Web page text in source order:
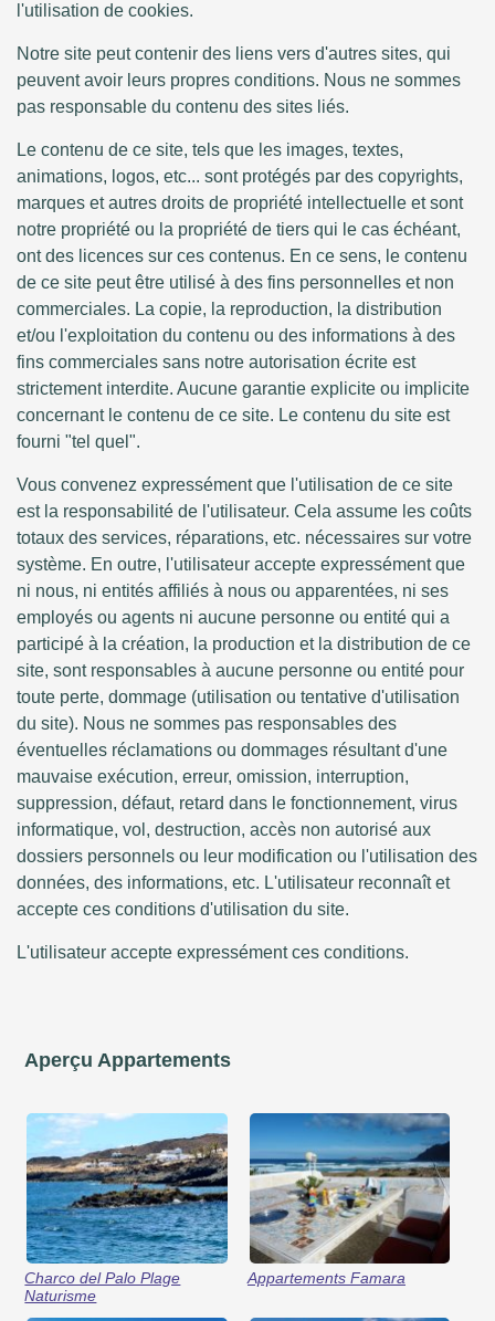
l'utilisation de cookies.
Notre site peut contenir des liens vers d'autres sites, qui
peuvent avoir leurs propres conditions. Nous ne sommes
pas responsable du contenu des sites liés.
Le contenu de ce site, tels que les images, textes,
animations, logos, etc... sont protégés par des copyrights,
marques et autres droits de propriété intellectuelle et sont
notre propriété ou la propriété de tiers qui le cas échéant,
ont des licences sur ces contenus. En ce sens, le contenu
de ce site peut être utilisé à des fins personnelles et non
commerciales. La copie, la reproduction, la distribution
et/ou l'exploitation du contenu ou des informations à des
fins commerciales sans notre autorisation écrite est
strictement interdite. Aucune garantie explicite ou implicite
concernant le contenu de ce site. Le contenu du site est
fourni "tel quel".
Vous convenez expressément que l'utilisation de ce site
est la responsabilité de l'utilisateur. Cela assume les coûts
totaux des services, réparations, etc. nécessaires sur votre
système. En outre, l'utilisateur accepte expressément que
ni nous, ni entités affiliés à nous ou apparentées, ni ses
employés ou agents ni aucune personne ou entité qui a
participé à la création, la production et la distribution de ce
site, sont responsables à aucune personne ou entité pour
toute perte, dommage (utilisation ou tentative d'utilisation
du site). Nous ne sommes pas responsables des
éventuelles réclamations ou dommages résultant d'une
mauvaise exécution, erreur, omission, interruption,
suppression, défaut, retard dans le fonctionnement, virus
informatique, vol, destruction, accès non autorisé aux
dossiers personnels ou leur modification ou l'utilisation des
données, des informations, etc. L'utilisateur reconnaît et
accepte ces conditions d'utilisation du site.
L'utilisateur accepte expressément ces conditions.
Aperçu Appartements
Charco del Palo Plage
Naturisme
Appartements Famara